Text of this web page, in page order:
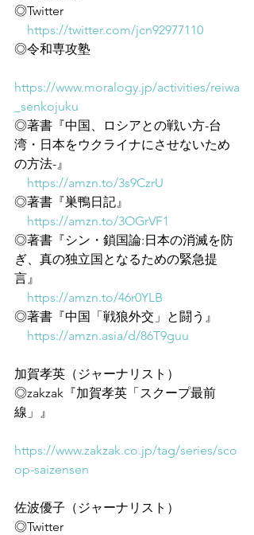
◎Twitter
https://twitter.com/jcn92977110
◎令和専攻塾
https://www.moralogy.jp/activities/reiwa
_senkojuku
◎著書『中国、ロシアとの戦い方-台
湾・日本をウクライナにさせないため
の方法-』
https://amzn.to/3s9CzrU
◎著書『巣鴨日記』
https://amzn.to/3OGrVF1
◎著書『シン・鎖国論:日本の消滅を防
ぎ、真の独立国となるための緊急提
言』
https://amzn.to/46r0YLB
◎著書『中国「戦狼外交」と闘う』
https://amzn.asia/d/86T9guu
加賀孝英（ジャーナリスト）
◎zakzak『加賀孝英「スクープ最前
線」』
https://www.zakzak.co.jp/tag/series/sco
op-saizensen
佐波優子（ジャーナリスト）
◎Twitter